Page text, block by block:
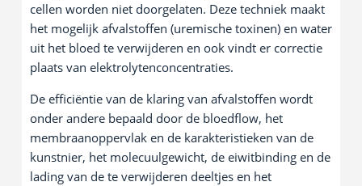
cellen worden niet doorgelaten. Deze techniek maakt
het mogelijk afvalstoffen (uremische toxinen) en water
uit het bloed te verwijderen en ook vindt er correctie
plaats van elektrolytenconcentraties.
De efficiëntie van de klaring van afvalstoffen wordt
onder andere bepaald door de bloedflow, het
membraanoppervlak en de karakteristieken van de
kunstnier, het molecuulgewicht, de eiwitbinding en de
lading van de te verwijderen deeltjes en het